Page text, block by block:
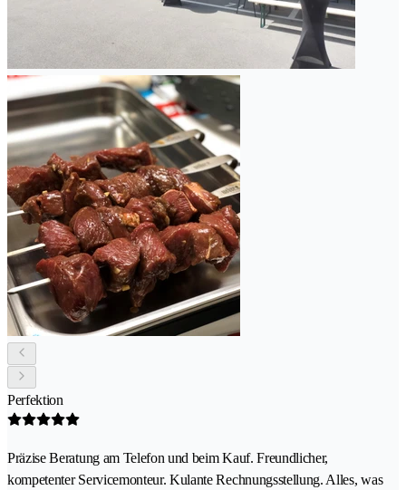
Perfektion
Präzise Beratung am Telefon und beim Kauf. Freundlicher,
kompetenter Servicemonteur. Kulante Rechnungsstellung. Alles, was